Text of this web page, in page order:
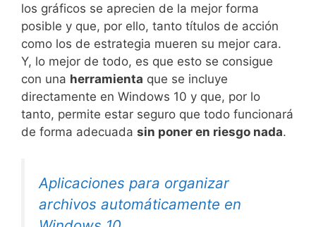
los gráficos se aprecien de la mejor forma
posible y que, por ello, tanto títulos de acción
como los de estrategia mueren su mejor cara.
Y, lo mejor de todo, es que esto se consigue
con una herramienta que se incluye
directamente en Windows 10 y que, por lo
tanto, permite estar seguro que todo funcionará
de forma adecuada sin poner en riesgo nada.
Aplicaciones para organizar
archivos automáticamente en